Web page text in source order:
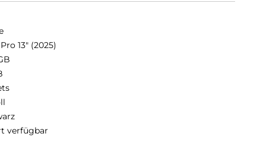
13" (2025)
verfügbar